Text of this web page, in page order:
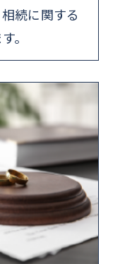
続に関する
。